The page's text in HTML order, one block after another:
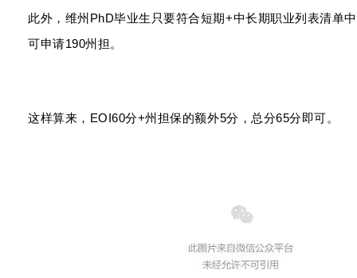
此外，维州PhD毕业生只要符合短期+中长期职业列表清单
可申请190州担。
这样算来，EOI60分+州担保的额外5分，总分65分即可。